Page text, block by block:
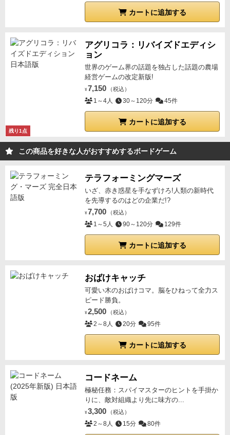
場合は、消費できないキャラクターを決め、そのキャ
ラクターは負傷を２点受ける。・キャンプを隣接する
レベルと柵レベルは半分に減少（端数切り上げ）す
る。また、「＋１」のトークンが置かれていれば、そ
れも一緒に移動するが、移動先に同様のトークンが既
に置いてあれば、そちらのトークンが優先される。
シェルターを作成していないか、自然のシェルターを
備えた島タイルにキャンプタイルが無い場合は、各キ
ャラクターは負傷を１点ずつ受け取る。・カードの効
タイルに自然シェルターのマークが無い場合は、負傷
を１点受ける。また、食料がそのキャラクターシート
上になければ、さらに負傷を２点受ける。
ない食料は全て捨てる。・キャラクターシートの特殊
能力の上に置かれた全ての黒マーカーを取り除き、ゲ
ーム盤の脇に置く。 ・親マーカーを時計回りに次のプ
レイヤーに渡す。以上の手順を繰り返し、以下の条件
のいずれかが満たされたら、ゲームは終了となる。
シナリオの目的を達成した場合は、ただちに勝利。
北。・シナリオの目的を達成せずに、最後のラウンド
は終了した場合は、敗北。・キャンプ／シェルターが
アクセスできないタイルの上に配置されたら、ただち
以上
け、ギリギリの命を残し、クリア条件を達成させると
いうゲームです。難易度の高いゲームという感じでは
感じですね。 複数人数でプレイしても後ろ向きな相談
になりますね。「これ、どうする？」 「こっちに割り
振るしかないよね・・・」「食料足りないから、こっ
ちでダメージ受けとくわ・・・」
イベントカード処理できんけど・・・」「ダメージ受
けるしかないね・・・」みたいな感じで常に追い詰め
なので、クリアできても達成感
方が勝ります。プレイ時間も結構かかるので、クリア
くてだるいだけで、楽しいかなこのゲーム・・・？と
も思ってしまいますね。一応、７つのシナリオが入っ
ており、一応すべてクリアはしましたが、全然違うシ
ナリオをプレイしてる感はあまりないですね。
ば、お荷物が増えるため食料を+1余計に所持しないと
デメリットが起こるとか、リソースを奪われる要因が
増えるから難易度が単に上がっているというものと
きないとか、難易度が上がると辛くてさらに辛くなる
という感じ。シナリオごとにプレイ感が変わるような
面白いギミックがあるという感じでもないですね。
無人島での苦しくてしんどくて辛さというのを精
神的に味わうことができるという作品といった感じで
した。とてもじゃないですが、このゲームは本当に面
０点は付けたいですけどね。
きるゲームを探しているのなら別のゲームの方が楽し
いですね。耐え続けるだけなのは盛り上がりにも欠け
るなぁと思いますし・・・。
カートに追加する
残り1点
アグリコラ：リバイズドエディシ
ョン
世界のゲーム界の話題を独占した話題の農場
経営ゲームの改定新版!
¥ 7,150 （税込）
1～4人 30～120分 45件
カートに追加する
この商品を好きな人がおすすめするボードゲーム
テラフォーミングマーズ
いざ、赤き惑星を手なずけろ!人類の新時代
を先導するのはどの企業だ!?
¥ 7,700 （税込）
1～5人 90～120分 129件
カートに追加する
おばけキャッチ
可愛い木のおばけコマ。脳をひねって全力ス
ピード勝負。
¥ 2,500 （税込）
2～8人 20分 95件
カートに追加する
コードネーム
極秘任務：スパイマスターのヒントを手掛か
りに、敵対組織より先に味方の...
¥ 3,300 （税込）
2～8人 15分 80件